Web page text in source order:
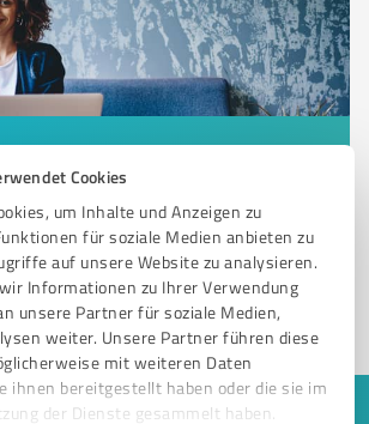
Cookies
um Inhalte und Anzeigen zu
für soziale Medien anbieten zu
auf unsere Website zu analysieren.
Informationen zu Ihrer Verwendung
unsere Partner für soziale Medien,
weiter. Unsere Partner führen diese
mit weiteren Daten
ihnen bereitgestellt haben oder die sie im
der Dienste gesammelt haben.
ProvenExpert!